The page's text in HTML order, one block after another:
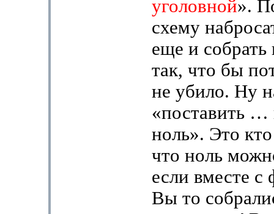
уголовной».
схему
еще и
так, что бы
не убило. Ну
«поставить …
ноль». Это
что ноль
если вместе с
Вы то